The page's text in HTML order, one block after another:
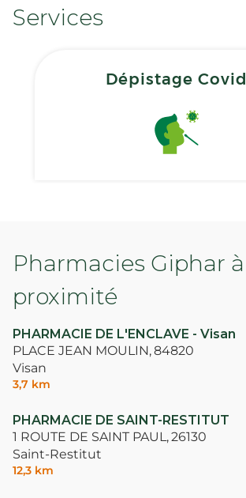
Services
Dépistage Covid
Pharmacies Giphar à
proximité
PHARMACIE DE L'ENCLAVE - Visan
PLACE JEAN MOULIN,84820
Visan
3,7 km
PHARMACIE DE SAINT-RESTITUT
1 ROUTE DE SAINT PAUL,26130
Saint-Restitut
12,3 km